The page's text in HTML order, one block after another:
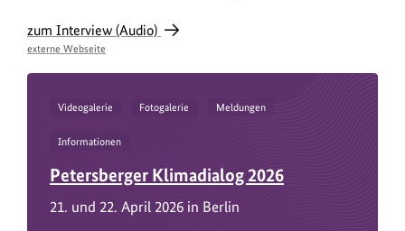
Staaten
weiteren
internationalen
zum Interview (Audio)
externe Webseite
Videogalerie Fotogalerie Meldungen
Informationen
Petersberger Klimadialog 2026
21. und 22. April 2026 in Berlin